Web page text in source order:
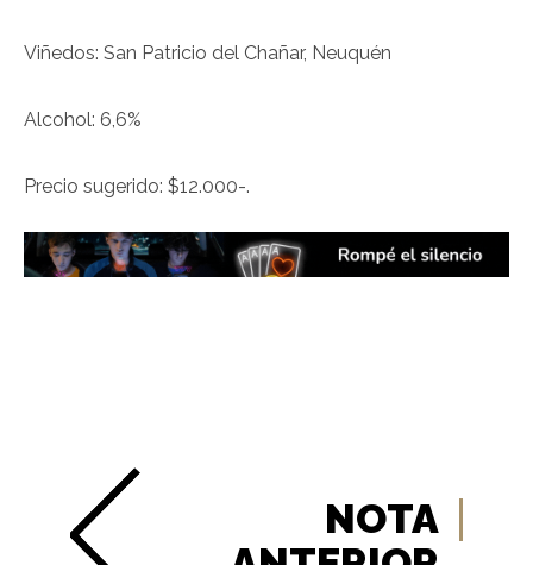
Viñedos: San Patricio del Chañar, Neuquén
Alcohol: 6,6%
Precio sugerido: $12.000-.
NOTA